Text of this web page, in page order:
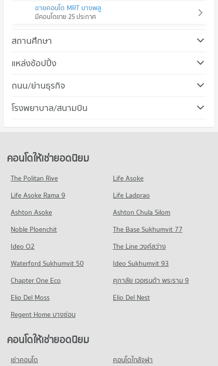
ขายคอนโด MRT บางพลู
มีคอนโดขาย 25 ประกาศ
สถานศึกษา
แหล่งช้อปปิ้ง
คอนโด แม็คโคร บางบัวทอง
คอนโดให้เช่า แม็คโคร บางบัวทอง
คอนโด เทสโก้โลตัส บางบัวทอง
มีคอนโดให้เช่า 115 ประกาศ
ขายคอนโด เทสโก้โลตัส บางบัวทอง
462 โครงการ
คอนโดให้เช่า เทสโก้โลตัส นครอินทร์
มีคอนโดขาย 2,636 ประกาศ
คอนโด เทสโก้โลตัสตลาด บางบัวทอง
คอนโดให้เช่า เทสโก้โลตัสตลาด บางบัวทอง
มีคอนโดให้เช่า 254 ประกาศ
ถนน/ย่านธุรกิจ
คอนโด ถนนราชพฤกษ์
คอนโดให้เช่า ถนนราชพฤกษ์
ขายคอนโด ถนนราชพฤกษ์
มีคอนโดขาย 3,563 ประกาศ
คอนโด ถนนรัตนาธิเบศร์
281 โครงการ
คอนโดให้เช่า ถนนรัตนาธิเบศร์
มีคอนโดให้เช่า 2,787 ประกาศ
ขายคอนโด ถนนรัตนาธิเบศร์
มีคอนโดขาย 1,810 ประกาศ
โรงพยาบาล/สนามบิน
คอนโด รพ.กรุงไทย เวสเทิร์น
คอนโดให้เช่า รพ.กรุงไทย เวสเทิร์น
มีคอนโดให้เช่า 37 ประกาศ
ขายคอนโด รพ.กรุงไทย เวสเทิร์น
121 โครงการ
คอนโดให้เช่า รพ.บางบัวทอง
มีคอนโดขาย 455 ประกาศ
คอนโด รพ.ชลลดา
135 โครงการ
คอนโดให้เช่า รพ.ชลลดา
มีคอนโดให้เช่า 115 ประกาศ
ขายคอนโด รพ.ชลลดา
มีคอนโดขาย 538 ประกาศ
คอนโดให้เช่ายอดนิยม
The Politan Rive
Life Asoke
Life Asoke Rama 9
Life Ladprao
Ashton Asoke
Ashton Chula Silom
Noble Ploenchit
The Base Sukhumvit 77
Ideo O2
The Line วงศ์สว่าง
Waterford Sukhumvit 50
Ideo Sukhumvit 93
Chapter One Eco
ศุภาลัย เวอเรนด้า พระราม 9
Elio Del Moss
Elio Del Nest
Regent Home บางซ่อน
คอนโดให้เช่ายอดนิยม
เช่าคอนโด
คอนโดใกล้จุฬา